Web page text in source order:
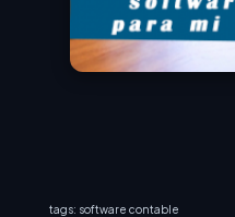
tags: software contable